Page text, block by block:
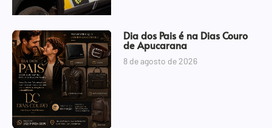
Dia dos Pais é na Dias Couro
de Apucarana
8 de agosto de 2026